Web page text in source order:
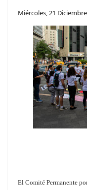
Miércoles, 21
El Comité Permanente